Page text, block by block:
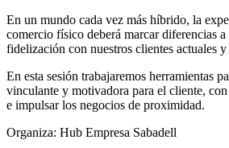
En un mundo cada vez más híbrido, la
comercio físico deberá marcar diferencias
fidelización con nuestros clientes actuales
En esta sesión trabajaremos herramientas
vinculante y motivadora para el cliente,
e impulsar los negocios de proximidad.
Organiza: Hub Empresa Sabadell